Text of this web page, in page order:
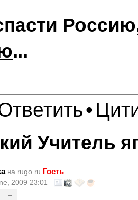
...
•
Учитель
на rugo.ru Гость
2009 23:01
–